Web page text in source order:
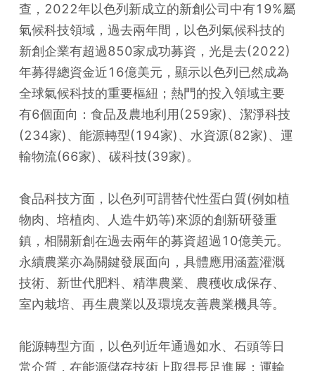
查，2022年以色列新成立的新創公司中有19%屬
氣候科技領域，過去兩年間，以色列氣候科技的
新創企業有超過850家成功募資，光是去(2022)
年募得總資金近16億美元，顯示以色列已然成為
全球氣候科技的重要樞紐；熱門的投入領域主要
有6個面向：食品及農地利用(259家)、潔淨科技
(234家)、能源轉型(194家)、水資源(82家)、運
輸物流(66家)、碳科技(39家)。
食品科技方面，以色列可謂替代性蛋白質(例如植
物肉、培植肉、人造牛奶等)來源的創新研發重
鎮，相關新創在過去兩年的募資超過10億美元。
永續農業亦為關鍵發展面向，具體應用涵蓋灌溉
技術、新世代肥料、精準農業、農穫收成保存、
室內栽培、再生農業以及環境友善農業機具等。
能源轉型方面，以色列近年通過如水、石頭等日
常介質，在能源儲存技術上取得長足進展；運輸